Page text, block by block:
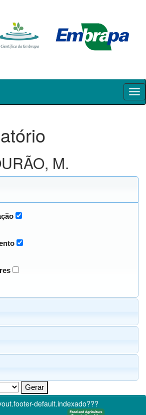
M.
default.indexado???